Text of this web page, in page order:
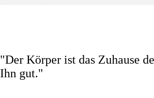
"Der Körper ist das Zuhause
Ihn gut."